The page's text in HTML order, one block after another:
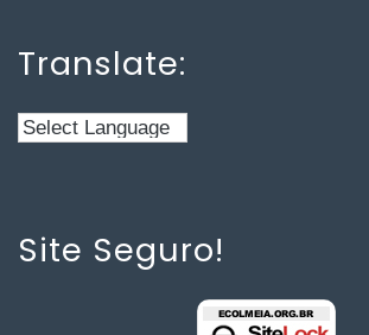
Translate:
Site Seguro!